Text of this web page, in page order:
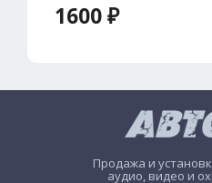
1600 ₽
Продажа и
аудио, видео и